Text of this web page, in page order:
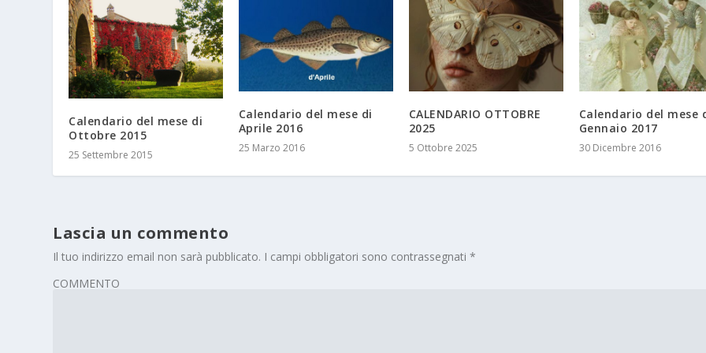
Calendario del mese di
Ottobre 2015
25 Settembre 2015
Calendario del mese di
Aprile 2016
25 Marzo 2016
CALENDARIO OTTOBRE
2025
5 Ottobre 2025
Calendario del mese
Gennaio 2017
30 Dicembre 2016
Lascia un commento
Il tuo indirizzo email non sarà pubblicato. I campi obbligatori sono contrassegnati*
COMMENTO